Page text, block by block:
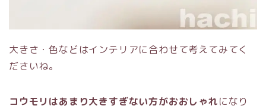
大きさ・色などはインテリアに合わせて考えてみてく
ださいね。
コウモリはあまり大きすぎない方がおおしゃれになり